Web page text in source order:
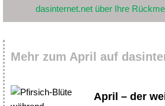
dasinternet.net über Ihre
Mehr zum April auf
April – der